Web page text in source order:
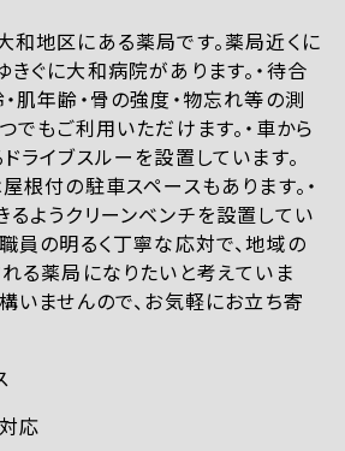
地区にある薬局です。薬局近くに
ぐに大和病院があります。・待合
肌年齢・骨の強度・物忘れ等の測
でもご利用いただけます。・車から
ライブスルーを設置しています。
根付の駐車スペースもあります。・
ようクリーンベンチを設置してい
員の明るく丁寧な応対で、地域の
る薬局になりたいと考えていま
いませんので、お気軽にお立ち寄
応